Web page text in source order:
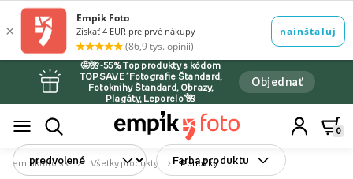
🤩🌺-55% Top produkty s kódom
TOPSAVE *Fotografie Štandard,
Fotoknihy Štandard, Obrazy,
Plagáty, Leporelo*🌺
Objednať
0
empikfoto.sk Všetky produkty Ponožky
Farba produktu